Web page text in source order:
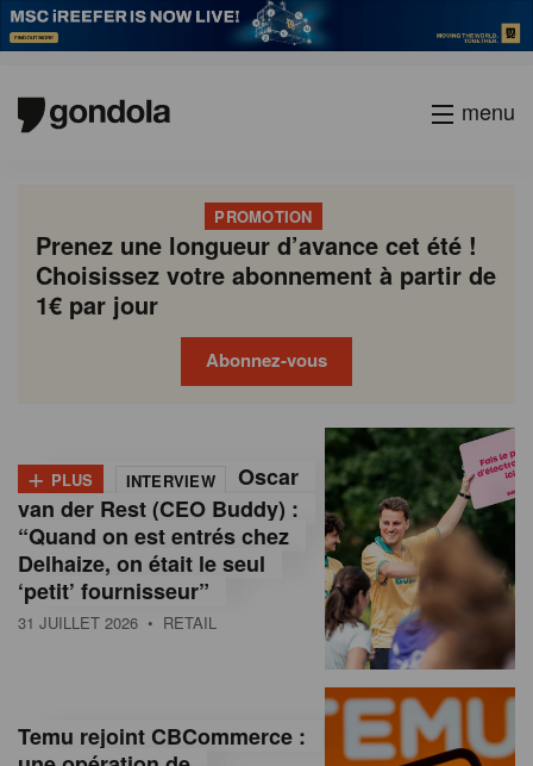
menu
PROMOTION
Prenez une longueur d’avance cet été !
Choisissez votre abonnement à partir de
1€ par jour
Abonnez-vous
o
n
d
o
M
+ PLUS INTERVIEW
Oscar
van der Rest (CEO Buddy) :
“Quand on est entrés chez
Delhaize, on était le seul
‘petit’ fournisseur”
31 JUILLET 2026 • RETAIL
Temu rejoint CBCommerce :